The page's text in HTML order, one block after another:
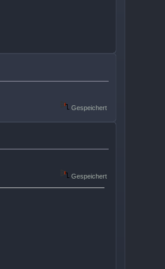
Gespeichert
Gespeichert